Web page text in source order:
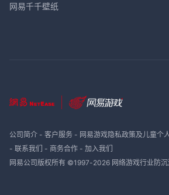
网易千千壁纸
公司简介- 客户服务- 网易游戏隐私政策及儿童个
- 联系我们 - 商务合作- 加入我们
网易公司版权所有 ©1997-2026 网络游戏行业防